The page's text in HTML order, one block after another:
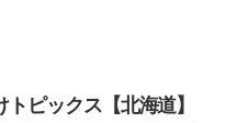
ピックス【北海道】